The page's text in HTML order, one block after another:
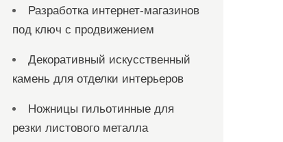
Разработка интернет-магазинов
под ключ с продвижением
Декоративный искусственный
камень для отделки интерьеров
Ножницы гильотинные для
резки листового металла